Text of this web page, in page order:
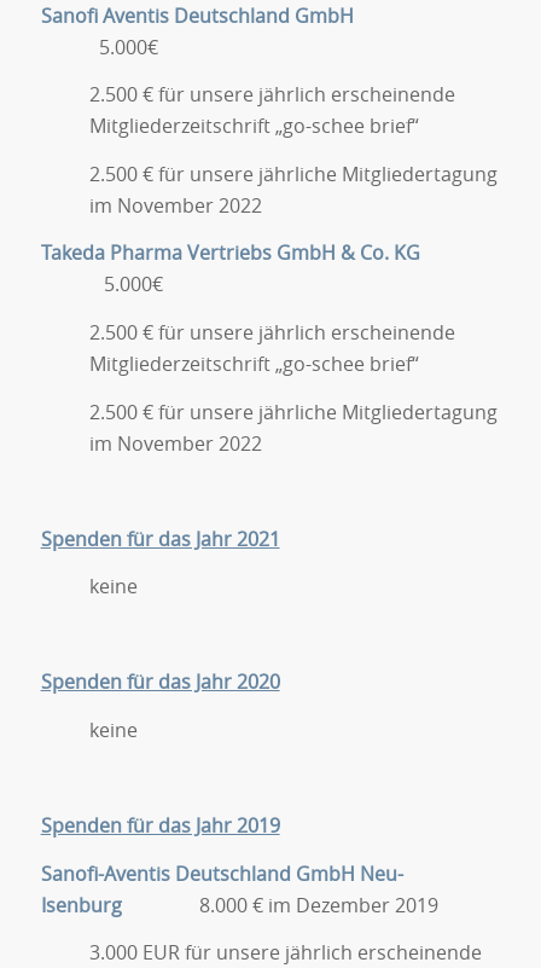
Sanofi Aventis Deutschland GmbH
5.000€
2.500 € für unsere jährlich erscheinende
Mitgliederzeitschrift „go-schee brief“
2.500 € für unsere jährliche Mitgliedertagung
im November 2022
Takeda Pharma Vertriebs GmbH & Co. KG
5.000€
2.500 € für unsere jährlich erscheinende
Mitgliederzeitschrift „go-schee brief“
2.500 € für unsere jährliche Mitgliedertagung
im November 2022
Spenden für das Jahr 2021
keine
Spenden für das Jahr 2020
keine
Spenden für das Jahr 2019
Sanofi-Aventis Deutschland GmbH Neu-
Isenburg
8.000 € im Dezember 2019
3.000 EUR für unsere jährlich erscheinende